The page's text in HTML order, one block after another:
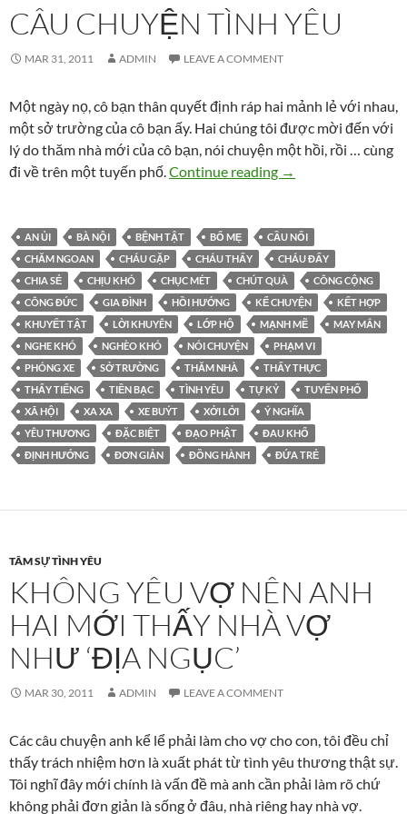
CÂU CHUYỆN TÌNH YÊU
MAR 31, 2011 ADMIN LEAVE A COMMENT
Một ngày nọ, cô bạn thân quyết định ráp hai mảnh lẻ với nhau,
một sở trường của cô bạn ấy. Hai chúng tôi được mời đến với
lý do thăm nhà mới của cô bạn, nói chuyện một hồi, rồi … cùng
đi về trên một tuyến phố.Continue reading Câu chuyện tình yêu
→
AN ỦI BÀ NỘI BỆNH TẬT BỐ MẸ
CẦU NỐI
CHĂM NGOAN
CHÁU GẶP CHÁU THẤY
CHÁU ĐẤY
CHIA SẺ
CHỊU KHÓ CHỤC MÉT CHÚT QUÀ
CÔNG CỘNG
CÔNG ĐỨC
GIA ĐÌNH HỒI HƯỚNG KỂ CHUYỆN
KẾT HỢP
KHUYẾT TẬT
LỜI KHUYÊN LỚP HỘ MẠNH MẼ
MAY MẮN
NGHE KHÓ
NGHÈO KHÓ NÓI CHUYỆN
PHẠM VI
PHÓNG XE
SỞ TRƯỜNG THĂM NHÀ
THẤY THỰC
THẤY TIẾNG
TIỀN BẠC TÌNH YÊU TỰ KỶ
TUYẾN PHỐ
XÃ HỘI
XA XA XE BUÝT XỞI LỞI
Ý NGHĨA
YÊU THƯƠNG
ĐẶC BIỆT ĐẠO PHẬT
ĐAU KHỔ
ĐỊNH HƯỚNG
ĐƠN GIẢN ĐỒNG HÀNH ĐỨA TRẺ
TÂM SỰ TÌNH YÊU
KHÔNG YÊU VỢ NÊN ANH
HAI MỚI THẤY NHÀ VỢ
NHƯ ‘ĐỊA NGỤC’
MAR 30, 2011 ADMIN LEAVE A COMMENT
Các câu chuyện anh kể lể phải làm cho vợ cho con, tôi đều chỉ
thấy trách nhiệm hơn là xuất phát từ tình yêu thương thật sự.
Tôi nghĩ đây mới chính là vấn đề mà anh cần phải làm rõ chứ
không phải đơn giản là sống ở đâu, nhà riêng hay nhà vợ.